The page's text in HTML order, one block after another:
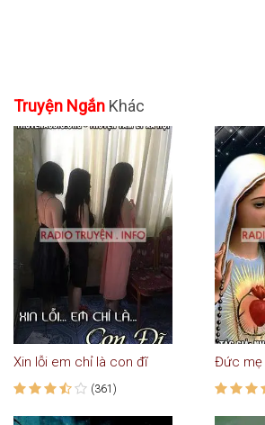
Truyện Ngắn Khác
Xin lỗi em chỉ là con đĩ
(361)